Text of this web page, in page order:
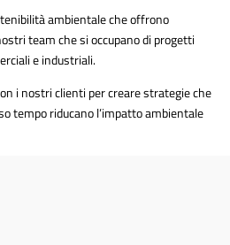
ambientale che offrono
team che si occupano di progetti
e industriali.
i nostri clienti per creare strategie che
tempo riducano l’impatto ambientale